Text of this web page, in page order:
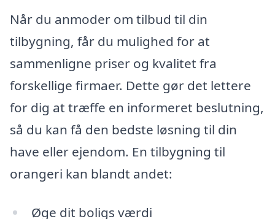
Når du anmoder om tilbud til din
tilbygning, får du mulighed for at
sammenligne priser og kvalitet fra
forskellige firmaer. Dette gør det lettere
for dig at træffe en informeret beslutning,
så du kan få den bedste løsning til din
have eller ejendom. En tilbygning til
orangeri kan blandt andet:
Øge dit boligs værdi